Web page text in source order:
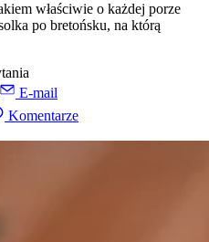
właściwie o każdej porze
po bretońsku, na którą
E-mail
Komentarze